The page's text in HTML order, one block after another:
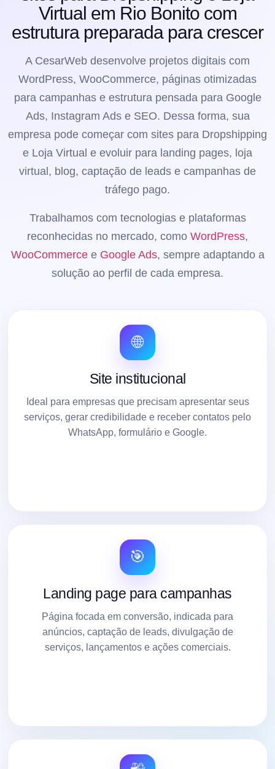
Virtual em Rio Bonito com
estrutura preparada para crescer
A CesarWeb desenvolve projetos digitais com
WordPress, WooCommerce, páginas otimizadas
para campanhas e estrutura pensada para Google
Ads, Instagram Ads e SEO. Dessa forma, sua
empresa pode começar com sites para Dropshipping
e Loja Virtual e evoluir para landing pages, loja
virtual, blog, captação de leads e campanhas de
tráfego pago.
Trabalhamos com tecnologias e plataformas
reconhecidas no mercado, como WordPress,
WooCommercee Google Ads, sempre adaptando a
solução ao perfil de cada empresa.
🌐
Site institucional
Ideal para empresas que precisam apresentar seus
serviços, gerar credibilidade e receber contatos pelo
WhatsApp, formulário e Google.
🎯
Landing page para campanhas
Página focada em conversão, indicada para
anúncios, captação de leads, divulgação de
serviços, lançamentos e ações comerciais.